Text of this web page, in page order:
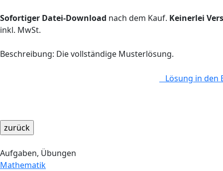
Sofortiger Datei-Download nach dem Kauf. Keinerlei
inkl. MwSt.
Beschreibung: Die vollständige Musterlösung.
Lösung in den
Aufgaben, Übungen
Mathematik